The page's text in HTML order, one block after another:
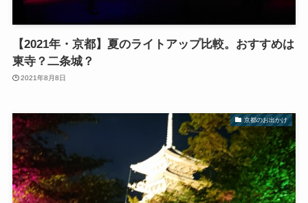
【2021年・京都】夏のライトアップ比較。おすすめは
東寺？二条城？
2021年8月8日
京都のお出かけ